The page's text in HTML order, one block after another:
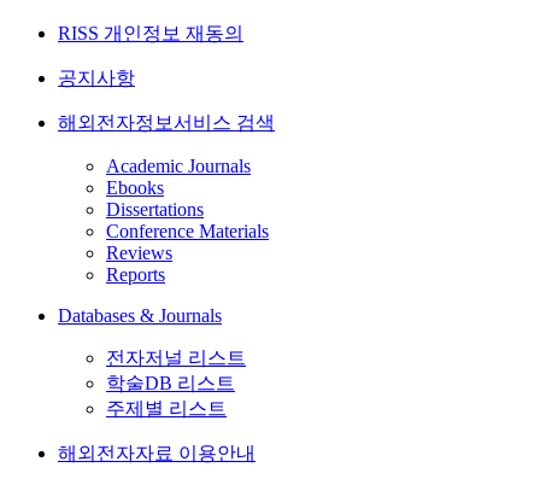
RISS 개인정보 재동의
공지사항
해외전자정보서비스 검색
Academic Journals
Ebooks
Dissertations
Conference Materials
Reviews
Reports
Databases & Journals
전자저널 리스트
학술DB 리스트
주제별 리스트
해외전자자료 이용안내